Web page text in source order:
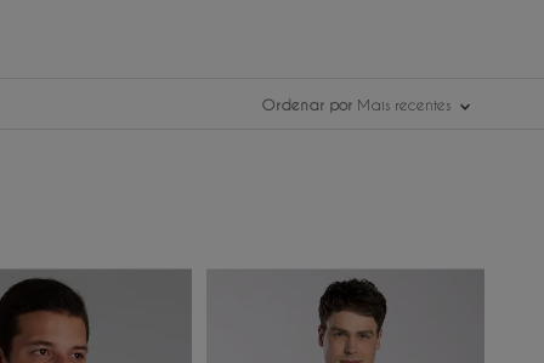
Ordenar por Mais recentes